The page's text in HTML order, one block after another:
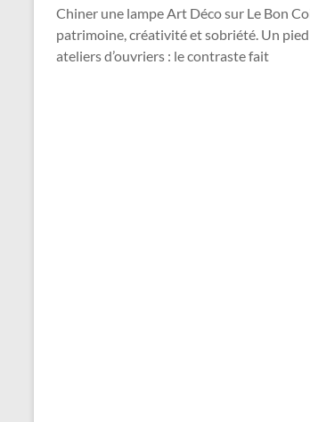
Chiner une lampe Art Déco sur Le Bon
patrimoine, créativité et sobriété. Un
ateliers d’ouvriers : le contraste fait